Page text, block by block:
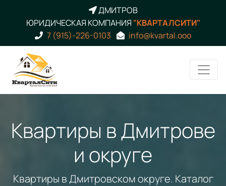
ДМИТРОВ
ЮРИДИЧЕСКАЯ КОМПАНИЯ "КВАРТАЛСИТИ"
7 (915)-226-0103
info@kvartal.ooo
Квартиры в Дмитрове
и округе
Квартиры в Дмитровском округе. Каталог